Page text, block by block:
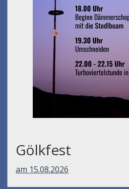
Gölkfest
am 15.08.2026